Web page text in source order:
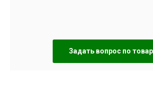
Задать вопрос по